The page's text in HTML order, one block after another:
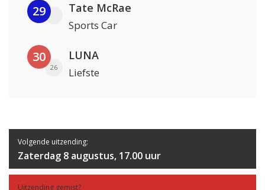
29 Tate McRae
Sports Car
30
26
LUNA
Liefste
Volgende uitzending:
Zaterdag 8 augustus, 17.00 uur
Uitzending gemist?